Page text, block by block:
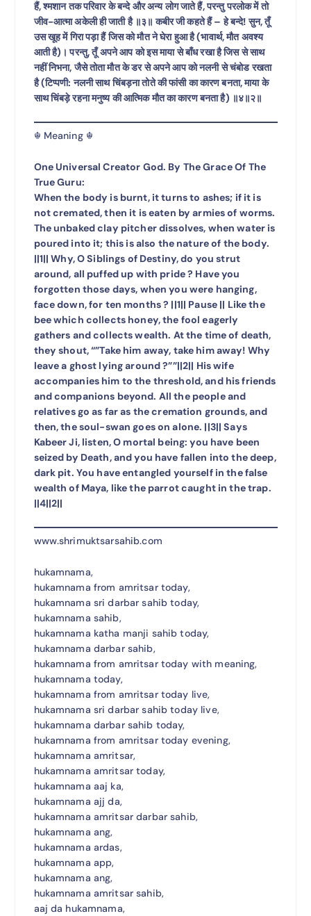
हैं, श्मशान तक परिवार के बन्दे और अन्य लोग जाते हैं, परन्तु परलोक में तो
जीव-आत्मा अकेली ही जाती है ॥३॥ कबीर जी कहते हैं – हे बन्दे! सुन, तूँ
उस खूह में गिरा पड़ा हैं जिस को मौत ने घेरा हुआ है (भावार्थ, मौत अवश्य
आती है)। परन्तु, तूँ अपने आप को इस माया से बाँध रखा है जिस से साथ
नहीं निभना, जैसे तोता मौत के डर से अपने आप को नलनी से चंबोड रखता
है (टिप्पणी: नलनी साथ चिंबड़ना तोते की फांसी का कारण बनता, माया के
साथ चिंबड़े रहना मनुष्य की आत्मिक मौत का कारण बनता है) ॥४॥२॥
☬ Meaning ☬
One Universal Creator God. By The Grace Of The
True Guru:
When the body is burnt, it turns to ashes; if it is
not cremated, then it is eaten by armies of worms.
The unbaked clay pitcher dissolves, when water is
poured into it; this is also the nature of the body.
||1|| Why, O Siblings of Destiny, do you strut
around, all puffed up with pride ? Have you
forgotten those days, when you were hanging,
face down, for ten months ? ||1|| Pause || Like the
bee which collects honey, the fool eagerly
gathers and collects wealth. At the time of death,
they shout, “”Take him away, take him away! Why
leave a ghost lying around ?””||2|| His wife
accompanies him to the threshold, and his friends
and companions beyond. All the people and
relatives go as far as the cremation grounds, and
then, the soul-swan goes on alone. ||3|| Says
Kabeer Ji, listen, O mortal being: you have been
seized by Death, and you have fallen into the deep,
dark pit. You have entangled yourself in the false
wealth of Maya, like the parrot caught in the trap.
||4||2||
www.shrimuktsarsahib.com
hukamnama,
hukamnama from amritsar today,
hukamnama sri darbar sahib today,
hukamnama sahib,
hukamnama katha manji sahib today,
hukamnama darbar sahib,
hukamnama from amritsar today with meaning,
hukamnama today,
hukamnama from amritsar today live,
hukamnama sri darbar sahib today live,
hukamnama darbar sahib today,
hukamnama from amritsar today evening,
hukamnama amritsar,
hukamnama amritsar today,
hukamnama aaj ka,
hukamnama ajj da,
hukamnama amritsar darbar sahib,
hukamnama ang,
hukamnama ardas,
hukamnama app,
hukamnama ang,
hukamnama amritsar sahib,
aaj da hukamnama,